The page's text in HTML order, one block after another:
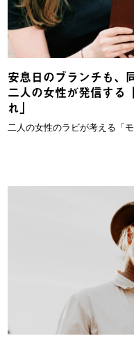
安息日のブランチも、
二人の女性が発信する
れ」
二人の女性のラビが考える「